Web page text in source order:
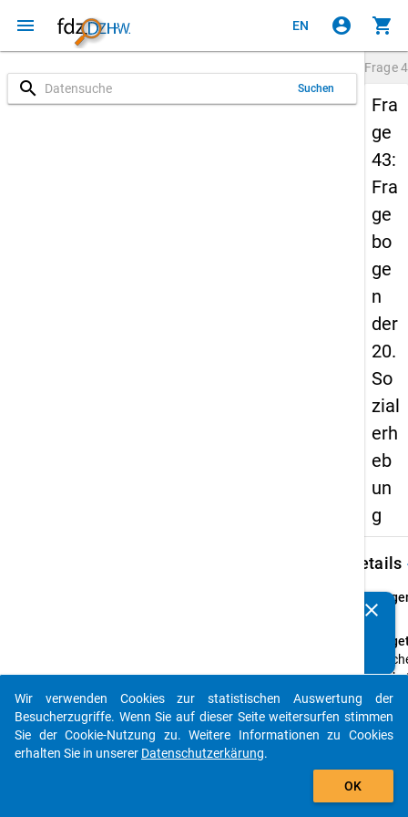
menu EN account_circle shopping_cart
search Suchen
Frage
Fra
ge
43:
Fra
ge
bo
ge
n
der
20.
So
zial
erh
eb
un
g
Details
43
Ihres
clear
auto_stories
add_shopping_cart
Wir verwenden Cookies zur statistischen Auswertung der
Besucherzugriffe. Wenn Sie auf dieser Seite weitersurfen stimmen
Sie der Cookie-Nutzung zu. Weitere Informationen zu Cookies
erhalten Sie in unserer Datenschutzerkärung.
OK